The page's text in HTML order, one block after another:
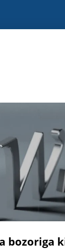
bozoriga